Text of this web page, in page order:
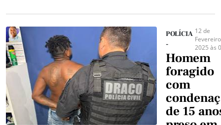
POLÍCIA
-
12 de
2025 às
Homem
foragido
com
de 15